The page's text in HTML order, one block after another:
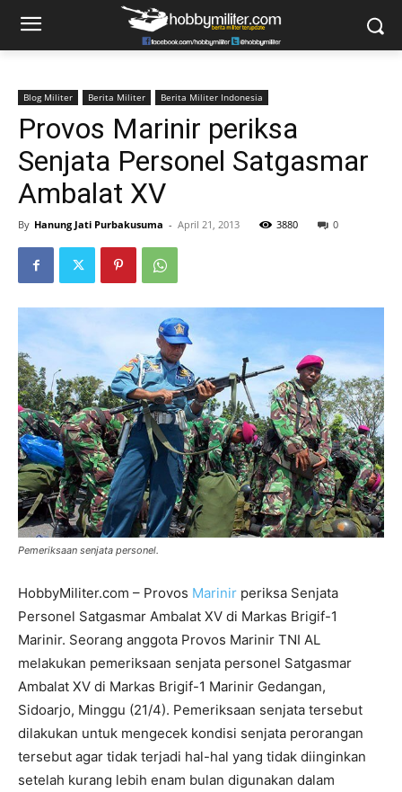
Blog Militer Berita Militer Berita Militer Indonesia
Provos Marinir periksa
Senjata Personel Satgasmar
Ambalat XV
By Hanung Jati Purbakusuma - April 21, 2013 3880 0
Pemeriksaan senjata personel.
HobbyMiliter.com – Provos Marinir periksa Senjata
Personel Satgasmar Ambalat XV di Markas Brigif-1
Marinir. Seorang anggota Provos Marinir TNI AL
melakukan pemeriksaan senjata personel Satgasmar
Ambalat XV di Markas Brigif-1 Marinir Gedangan,
Sidoarjo, Minggu (21/4). Pemeriksaan senjata tersebut
dilakukan untuk mengecek kondisi senjata perorangan
tersebut agar tidak terjadi hal-hal yang tidak diinginkan
setelah kurang lebih enam bulan digunakan dalam